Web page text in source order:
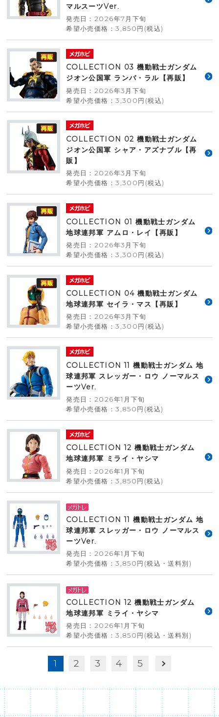
マルスーツVer.
発売日：2026年7月下旬
希望小売価格：3,850円(税込)
COLLECTION 03 機動戦士ガンダム
ジオン公国軍 ランバ・ラル【再販】
発売日：2026年3月下旬
希望小売価格：3,300円(税込)
COLLECTION 02 機動戦士ガンダム
ジオン公国軍 シャア・アズナブル【再
販】
発売日：2026年3月下旬
希望小売価格：3,300円(税込)
COLLECTION 01 機動戦士ガンダム
地球連邦軍 アムロ・レイ【再販】
発売日：2026年3月下旬
希望小売価格：3,300円(税込)
COLLECTION 04 機動戦士ガンダム
地球連邦軍 セイラ・マス【再販】
発売日：2026年3月下旬
希望小売価格：3,300円(税込)
COLLECTION 11 機動戦士ガンダム 地
球連邦軍 スレッガー・ロウ ノーマルス
ーツVer.
発売日：2026年1月下旬
希望小売価格：3,850円(税込)
COLLECTION 12 機動戦士ガンダム
地球連邦軍 ミライ・ヤシマ
発売日：2026年1月下旬
希望小売価格：3,850円(税込)
COLLECTION 11 機動戦士ガンダム 地
球連邦軍 スレッガー・ロウ ノーマルス
ーツVer.
発売日：2026年1月下旬
希望小売価格：3,850円(税込・送料別)
COLLECTION 12 機動戦士ガンダム
地球連邦軍 ミライ・ヤシマ
発売日：2026年1月下旬
希望小売価格：3,850円(税込・送料別)
1 2 3 4 5